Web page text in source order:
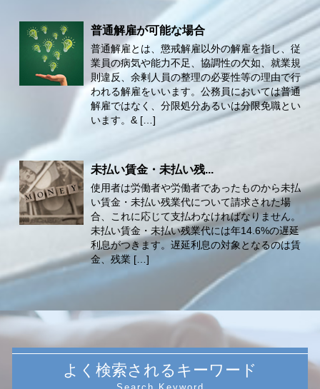
普通解雇が可能な場合
普通解雇とは、懲戒解雇以外の解雇を指し、従
業員の病気や能力不足、協調性の欠如、就業規
則違反、余剰人員の整理の必要性等の理由で行
われる解雇をいいます。公務員においては普通
解雇ではなく、分限処分あるいは分限免職とい
います。& […]
未払い賃金・未払い残...
使用者は労働者や労働者であったものから未払
い賃金・未払い残業代について請求された場
合、これに応じて支払わなければなりません。
未払い賃金・未払い残業代には年14.6%の遅延
利息がつきます。遅延利息の対象となるのは賃
金、残業 […]
よく検索されるキーワード